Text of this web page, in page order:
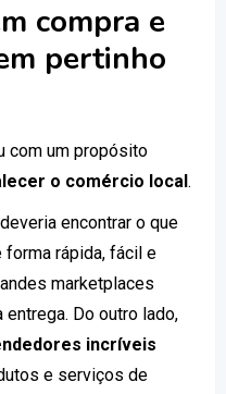
compra e
pertinho
com um propósito
o comércio local.
encontrar o que
forma rápida, fácil e
marketplaces
Do outro lado,
incríveis
e serviços de